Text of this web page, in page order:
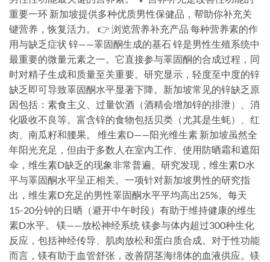
重要一环 新加坡提供多种优质男性保健品，帮助你补充关
键营养，恢复活力。 👉 浏览营养补充产品 每种营养素的作
用与缺乏症状 锌——睪固酮生成的基石 锌是男性生殖系统中
最重要的微量元素之一。它直接参与睪固酮的合成过程，同
时对精子生成和质量至关重要。研究显示，轻度至中度的锌
缺乏即可导致睪固酮水平显著下降。新加坡常见的锌缺乏原
因包括：素食主义、过量饮酒（酒精会增加锌的排泄）、消
化吸收不良等。富含锌的食物包括贝类（尤其是生蚝）、红
肉、南瓜籽和腰果。 维生素D——阳光维生素 新加坡虽然全
年阳光充足，但由于多数人在室内工作、使用防晒霜和遮阳
伞，维生素D缺乏的现象非常普遍。研究发现，维生素D水
平与睪固酮水平呈正相关。一项针对新加坡男性的研究指
出，维生素D充足的男性睪固酮水平平均高出25%。每天
15-20分钟的日晒（避开中午时段）有助于维持健康的维生
素D水平。 镁——放松神经系统 镁参与体内超过300种生化
反应，包括神经传导、肌肉放松和蛋白质合成。对于性功能
而言，镁有助于血管舒张，改善阴茎海绵体的血液供应。镁